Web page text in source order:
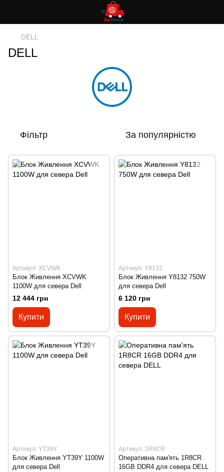
DELL
DELL
Фільтр За популярністю
Артикул: XCVWK
Блок Живлення XCVWK
1100W для севера Dell
12 444 грн
Купити
Артикул: Y8132
Блок Живлення Y8132 750W
для севера Dell
6 120 грн
Купити
Артикул: YT39Y
Блок Живлення YT39Y 1100W
для севера Dell
Артикул: 1R8CR
Оперативна пам'ять 1R8CR
16GB DDR4 для севера DELL